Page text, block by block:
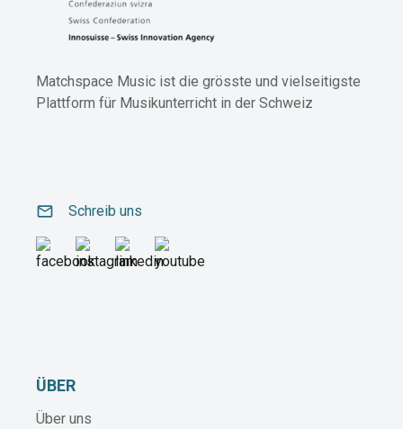
Matchspace Music ist die grösste und vielseitigste
Plattform für Musikunterricht in der Schweiz
email Schreib uns
ÜBER
Über uns